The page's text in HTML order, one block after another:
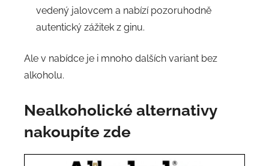
vedený jalovcem a nabízí pozoruhodně
autentický zážitek z ginu.
Ale v nabídce je i mnoho dalších variant bez
alkoholu.
Nealkoholické alternativy
nakoupíte zde